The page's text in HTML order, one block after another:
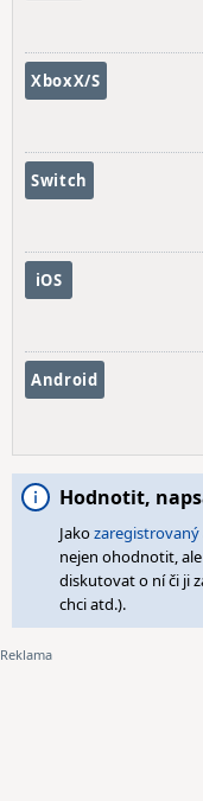
XboxX/S
Switch
iOS
Android
Hodnotit,
Jakozaregistrovaný
nejen ohodnotit,
diskutovat o ní či ji
chci atd.).